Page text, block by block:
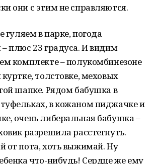
они с этим не справляются.
гуляем в парке, погода
– плюс 23 градуса. И видим
комплекте – полукомбинезоне
толстовке, меховых
шапке. Рядом бабушка в
в кожаном пиджачке и
очень либеральная бабушка –
разрешила расстегнуть.
от пота, хоть выжимай. Ну
что-нибудь! Сердце же ему